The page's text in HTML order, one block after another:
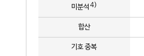
미분석 4)
합산
기호 중복